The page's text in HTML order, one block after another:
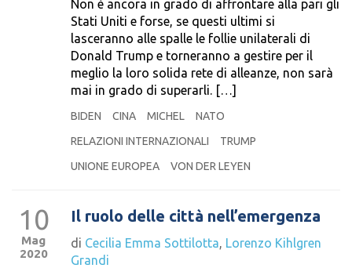
Non è ancora in grado di affrontare alla pari gli
Stati Uniti e forse, se questi ultimi si
lasceranno alle spalle le follie unilaterali di
Donald Trump e torneranno a gestire per il
meglio la loro solida rete di alleanze, non sarà
mai in grado di superarli. […]
BIDEN CINA MICHEL
NATO
RELAZIONI INTERNAZIONALI
TRUMP
UNIONE EUROPEA
VON DER LEYEN
10
Mag
2020
Il ruolo delle città nell’emergenza
di Cecilia Emma Sottilotta, Lorenzo Kihlgren
Grandi